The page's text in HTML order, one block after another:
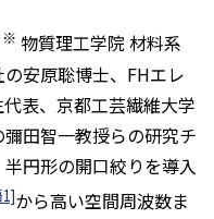
※ 物質理工学院 材料系
安原聡博士、FHエレ
表、京都工芸繊維大学
田智一教授らの研究チ
円形の開口絞りを導入
から高い空間周波数ま